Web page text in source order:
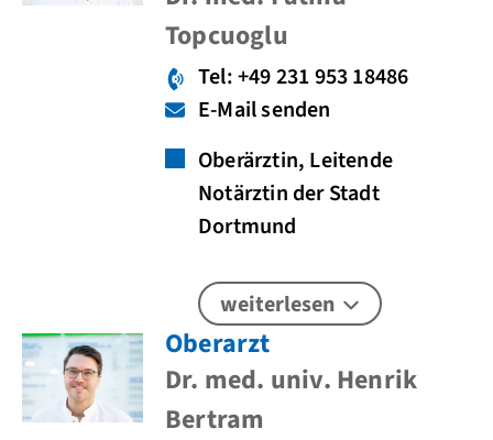
Topcuoglu
Tel: +49 231 953 18486
E-Mail senden
Oberärztin, Leitende
Notärztin der Stadt
Dortmund
weiterlesen
Oberarzt
Dr. med. univ. Henrik
Bertram